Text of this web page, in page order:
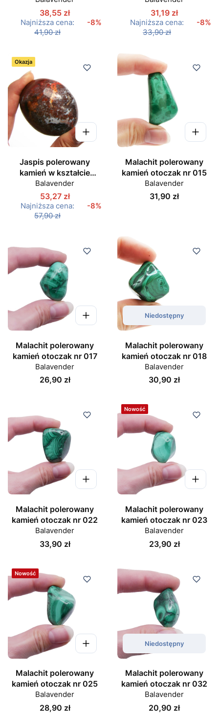
38,55 zł
Najniższa cena:
41,90 zł
-8%
31,19 zł
Najniższa cena:
33,90 zł
-8%
Okazja
Jaspis polerowany
kamień w kształcie
owalu nr 09
Balavender
53,27 zł
Najniższa cena:
57,90 zł
-8%
Malachit polerowany
kamień otoczak nr 015
Balavender
Cena
31,90 zł
Malachit polerowany
kamień otoczak nr 017
Balavender
Cena
26,90 zł
Niedostępny
Malachit polerowany
kamień otoczak nr 018
Balavender
Cena
30,90 zł
Malachit polerowany
kamień otoczak nr 022
Balavender
Cena
33,90 zł
Nowość
Malachit polerowany
kamień otoczak nr 023
Balavender
Cena
23,90 zł
Nowość
Malachit polerowany
kamień otoczak nr 025
Balavender
Cena
28,90 zł
Niedostępny
Malachit polerowany
kamień otoczak nr 032
Balavender
Cena
20,90 zł